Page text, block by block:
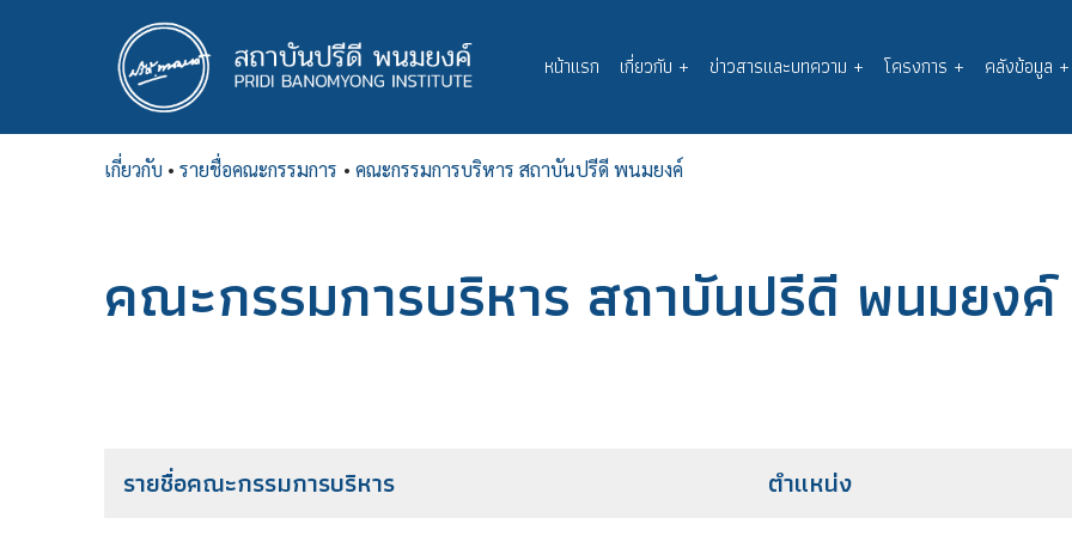
Main
navigation
หน้าแรก เกี่ยวกับ + ข่าวสารและบทความ + โครงการ + คลังข้อมูล +
เกี่ยวกับ • รายชื่อคณะกรรมการ • คณะกรรมการบริหาร สถาบันปรีดี พนมยงค์
คณะกรรมการบริหาร สถาบันปรีดี พนมยงค์
รายชื่อคณะกรรมการบริหาร ตำแหน่ง